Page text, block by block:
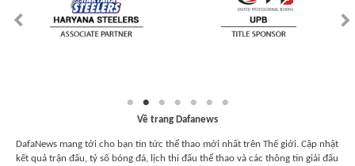
Về trang Dafanews
DafaNews mang tới cho bạn tin tức thể thao mới nhất trên Thế giới. Cập nhật
kết quả trận đấu, tỷ số bóng đá, lịch thi đấu thể thao và các thông tin giải đấu